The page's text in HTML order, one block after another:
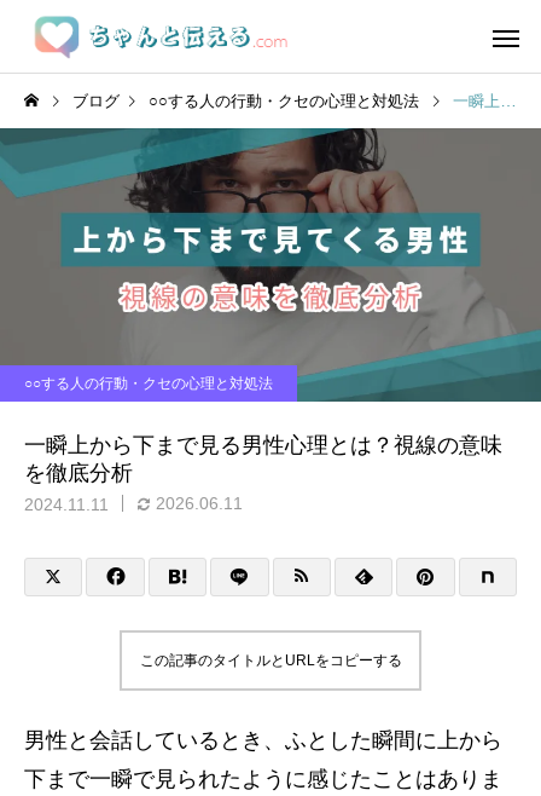
ブログ ○○する人の行動・クセの心理と対処法 一瞬上から下まで見る男性心理とは？視線の意味を徹底分析
○○する人の行動・クセの心理と対処法
一瞬上から下まで見る男性心理とは？視線の意味
を徹底分析
2024.11.11 2026.06.11
この記事のタイトルとURLをコピーする
男性と会話しているとき、ふとした瞬間に上から
下まで一瞬で見られたように感じたことはありま